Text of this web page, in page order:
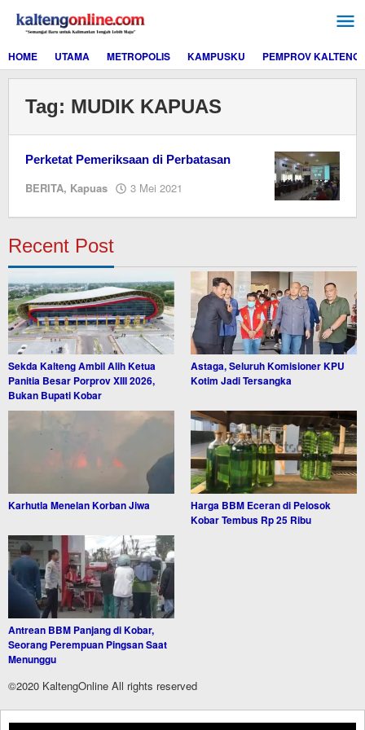
konten
HOME
UTAMA METROPOLIS KAMPUSKU PEMPROV KALTENG
Tag: MUDIK KAPUAS
Perketat Pemeriksaan di Perbatasan
BERITA, Kapuas 3 Mei 2021
Recent Post
Sekda Kalteng Ambil Alih Ketua
Panitia Besar Porprov XIII 2026,
Bukan Bupati Kobar
Astaga, Seluruh Komisioner KPU
Kotim Jadi Tersangka
Karhutla Menelan Korban Jiwa
Harga BBM Eceran di Pelosok
Kobar Tembus Rp 25 Ribu
Antrean BBM Panjang di Kobar,
Seorang Perempuan Pingsan Saat
Menunggu
©2020 KaltengOnline All rights reserved